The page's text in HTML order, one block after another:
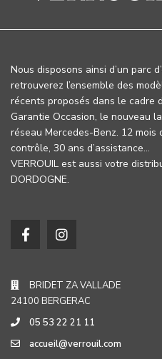
Nous disposons ainsi d’un parc
retrouverez l’ensemble des
récents proposés dans le cadre
Garantie Occasion, le nouveau
réseau Mercedes-Benz. 12
contrôle, 30 ans d’assistance…
VERROUIL est aussi votre
DORDOGNE.
BRIDET ZA VALLADE
24100 BERGERAC
05 53 22 21 11
accueil@verrouil.com